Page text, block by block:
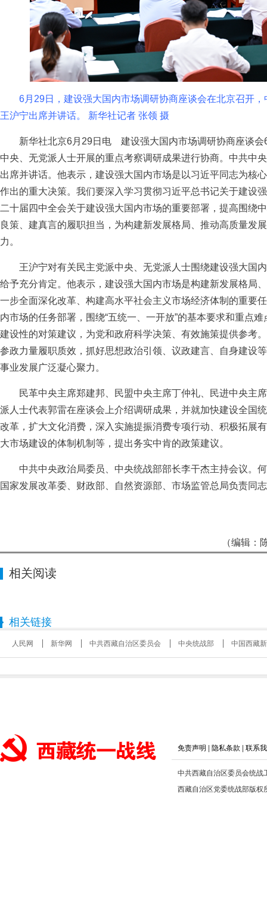
6月29日，建设强大国内市场调研协商座谈会在北京召开，
王沪宁出席并讲话。 新华社记者 张领 摄
新华社北京6月29日电 建设强大国内市场调研协商座谈会6
中央、无党派人士开展的重点考察调研成果进行协商。中共中
出席并讲话。他表示，建设强大国内市场是以习近平同志为核
作出的重大决策。我们要深入学习贯彻习近平总书记关于建设
二十届四中全会关于建设强大国内市场的重要部署，提高围绕
良策、建真言的履职担当，为构建新发展格局、推动高质量发
力。
王沪宁对有关民主党派中央、无党派人士围绕建设强大国
给予充分肯定。他表示，建设强大国内市场是构建新发展格局
一步全面深化改革、构建高水平社会主义市场经济体制的重要
内市场的任务部署，围绕“五统一、一开放”的基本要求和重点
建设性的对策建议，为党和政府科学决策、有效施策提供参考
参政力量履职质效，抓好思想政治引领、议政建言、自身建设
事业发展广泛凝心聚力。
民革中央主席郑建邦、民盟中央主席丁仲礼、民进中央主
派人士代表郭雷在座谈会上介绍调研成果，并就加快建设全国
改革，扩大文化消费，深入实施提振消费专项行动、积极拓展
大市场建设的体制机制等，提出务实中肯的政策建议。
中共中央政治局委员、中央统战部部长李干杰主持会议。
国家发展改革委、财政部、自然资源部、市场监管总局负责同
（编辑：
相关阅读
相关链接
人民网 新华网 中共西藏自治区委员会 中央统战部 中国西藏
免责声明 | 隐私条款 | 联系
中共西藏自治区委员会统
西藏自治区党委统战部版